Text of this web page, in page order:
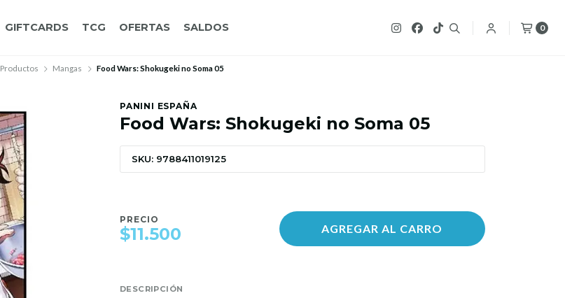
GIFTCARDS TCG OFERTAS SALDOS 0
Productos Mangas Food Wars: Shokugeki no Soma 05
PANINI ESPAÑA
Food Wars: Shokugeki no Soma 05
SKU: 9788411019125
PRECIO
$11.500 AGREGAR AL CARRO
DESCRIPCIÓN